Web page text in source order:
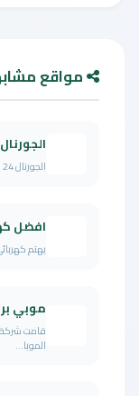
مواقع مشابهة
الجورنال 24 اخبار
الجورنال 24 الأخبار بكل مصداقية موقع الاعلام البديل...
افضل
يهتم
موبي
قامت شركة
الموبا...